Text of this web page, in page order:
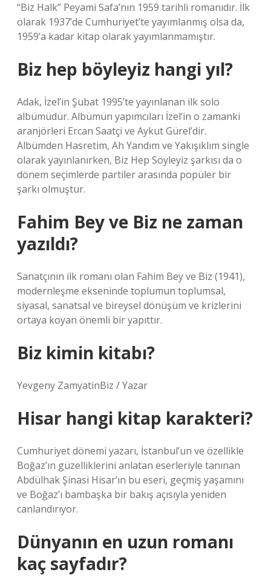
“Biz Halk” Peyami Safa’nın 1959 tarihli romanıdır. İlk
olarak 1937’de Cumhuriyet’te yayımlanmış olsa da,
1959’a kadar kitap olarak yayımlanmamıştır.
Biz hep böyleyiz hangi yıl?
Adak, İzel’in Şubat 1995’te yayınlanan ilk solo
albümüdür. Albümün yapımcıları İzel’in o zamanki
aranjörleri Ercan Saatçi ve Aykut Gürel’dir.
Albümden Hasretim, Ah Yandım ve Yakışıklım single
olarak yayınlanırken, Biz Hep Söyleyiz şarkısı da o
dönem seçimlerde partiler arasında popüler bir
şarkı olmuştur.
Fahim Bey ve Biz ne zaman
yazıldı?
Sanatçının ilk romanı olan Fahim Bey ve Biz (1941),
modernleşme ekseninde toplumun toplumsal,
siyasal, sanatsal ve bireysel dönüşüm ve krizlerini
ortaya koyan önemli bir yapıttır.
Biz kimin kitabı?
Yevgeny ZamyatinBiz / Yazar
Hisar hangi kitap karakteri?
Cumhuriyet dönemi yazarı, İstanbul’un ve özellikle
Boğaz’ın güzelliklerini anlatan eserleriyle tanınan
Abdülhak Şinasi Hisar’ın bu eseri, geçmiş yaşamını
ve Boğaz’ı bambaşka bir bakış açısıyla yeniden
canlandırıyor.
Dünyanın en uzun romanı
kaç sayfadır?